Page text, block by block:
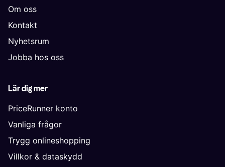
Om oss
Kontakt
Nyhetsrum
Jobba hos oss
Lär dig mer
PriceRunner konto
Vanliga frågor
Trygg onlineshopping
Villkor & dataskydd